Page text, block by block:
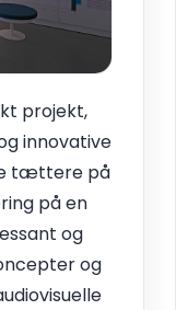
projekt,
innovative
tættere på
på en
og
og